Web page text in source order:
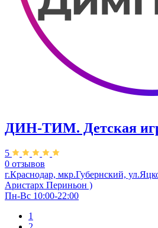
ДИН-ТИМ. Детская
5
0 отзывов
г.Краснодар, мкр.Губернский,
Аристарх Периньон )
Пн-Вс 10:00-22:00
1